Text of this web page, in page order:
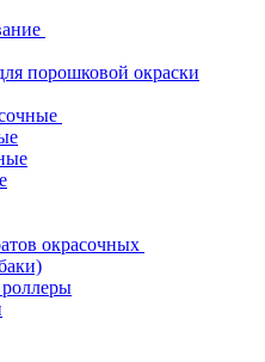
порошковой окраски
окрасочных